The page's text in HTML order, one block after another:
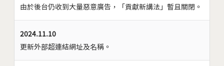
由於後台仍收到大量惡意廣告，「貢獻新講法」暫且關閉。
2024.11.10
更新外部超連結網址及名稱。